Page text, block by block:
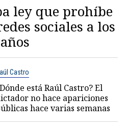
ley que prohíbe
sociales a los
Castro
está Raúl Castro? El
no hace apariciones
hace varias semanas